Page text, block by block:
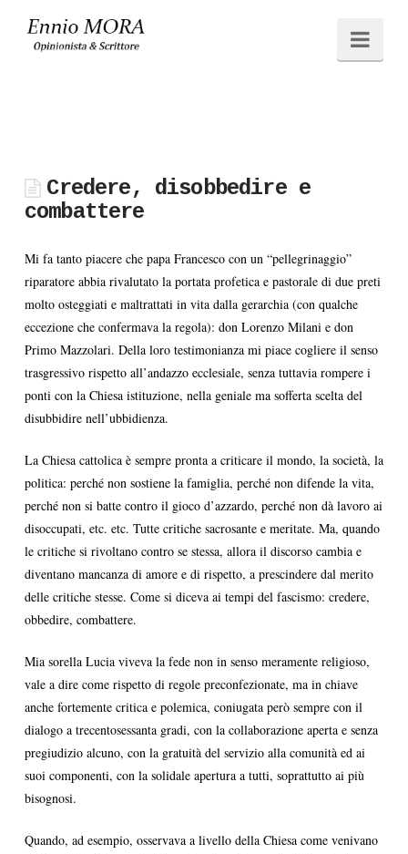
Ennio
Credere, disobbedire e
combattere
Mi fa tanto piacere che papa Francesco con un “pellegrinaggio”
riparatore abbia rivalutato la portata profetica e pastorale di due preti
molto osteggiati e maltrattati in vita dalla gerarchia (con qualche
eccezione che confermava la regola): don Lorenzo Milani e don
Primo Mazzolari. Della loro testimonianza mi piace cogliere il senso
trasgressivo rispetto all’andazzo ecclesiale, senza tuttavia rompere i
ponti con la Chiesa istituzione, nella geniale ma sofferta scelta del
disubbidire nell’ubbidienza.
La Chiesa cattolica è sempre pronta a criticare il mondo, la società, la
politica: perché non sostiene la famiglia, perché non difende la vita,
perché non si batte contro il gioco d’azzardo, perché non dà lavoro ai
disoccupati, etc. etc. Tutte critiche sacrosante e meritate. Ma, quando
le critiche si rivoltano contro se stessa, allora il discorso cambia e
diventano mancanza di amore e di rispetto, a prescindere dal merito
delle critiche stesse. Come si diceva ai tempi del fascismo: credere,
obbedire, combattere.
Mia sorella Lucia viveva la fede non in senso meramente religioso,
vale a dire come rispetto di regole preconfezionate, ma in chiave
anche fortemente critica e polemica, coniugata però sempre con il
dialogo a trecentosessanta gradi, con la collaborazione aperta e senza
pregiudizio alcuno, con la gratuità del servizio alla comunità ed ai
suoi componenti, con la solidale apertura a tutti, soprattutto ai più
bisognosi.
Quando, ad esempio, osservava a livello della Chiesa come venivano